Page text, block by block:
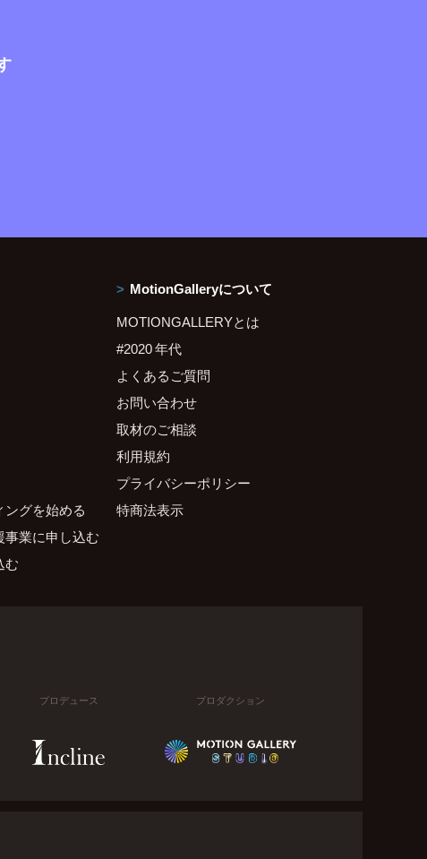
グを始める
業に申し込む
む
MotionGalleryについて
MOTIONGALLERYとは
#2020 年代
よくあるご質問
お問い合わせ
取材のご相談
利用規約
プライバシーポリシー
特商法表示
プロデュース プロダクション